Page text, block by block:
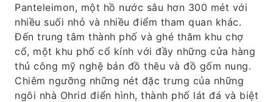
Panteleimon, một hồ nước sâu hơn 300 mét với
nhiều suối nhỏ và nhiều điểm tham quan khác.
Đến trung tâm thành phố và ghé thăm khu chợ
cổ, một khu phố cổ kính với đầy những cửa hàng
thủ công mỹ nghệ bán đồ thêu và đồ gốm nung.
Chiêm ngưỡng những nét đặc trưng của những
ngôi nhà Ohrid điển hình, thành phố lát đá và biệt